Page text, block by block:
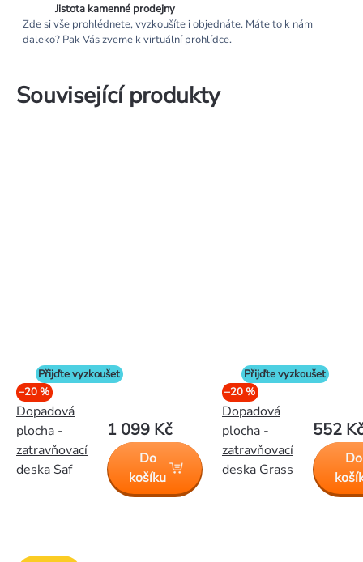
Jistota kamenné prodejny
Zde si vše prohlédnete, vyzkoušíte i objednáte. Máte to k nám
daleko? Pak Vás zveme k virtuální prohlídce.
Související produkty
Přijďte vyzkoušet
–20 %
Dopadová
plocha -
zatravňovací
deska Saf
1 099 Kč
Do
košíku
Přijďte vyzkoušet
–20 %
Dopadová
plocha -
zatravňovací
deska Grass
552 Kč
Do